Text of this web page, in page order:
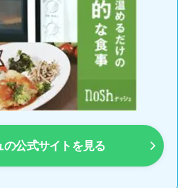
の公式サイトを見る